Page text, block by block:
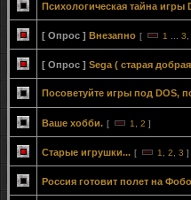
Психологическая тайна игры
[ Опрос ] Внезапно [ 1 3
[ Опрос ] Sega ( старая
Посоветуйте игры под DOS,
Ваше хобби. [ 1 2 ]
Старые игрушки... [ 1 2 3 ]
Россия готовит полет на